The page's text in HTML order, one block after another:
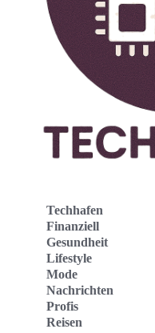
Techhafen
Finanziell
Gesundheit
Lifestyle
Mode
Nachrichten
Profis
Reisen